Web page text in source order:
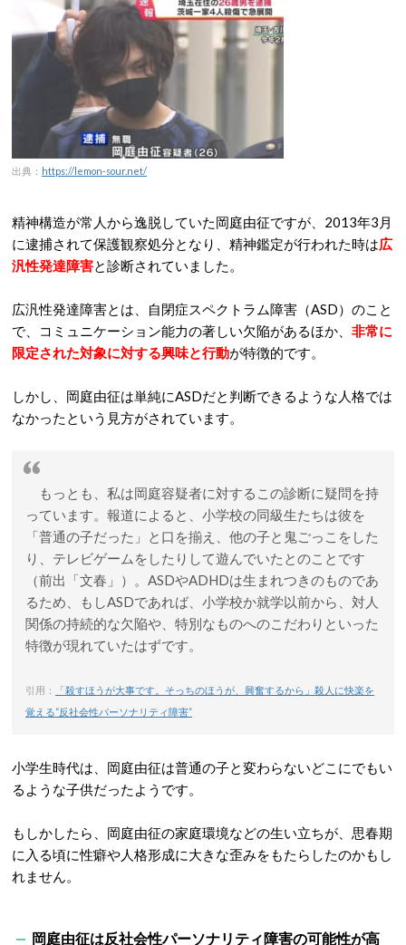
出典： https://lemon-sour.net/
精神構造が常人から逸脱していた岡庭由征ですが、2013年3月
に逮捕されて保護観察処分となり、精神鑑定が行われた時は広
汎性発達障害と診断されていました。
広汎性発達障害とは、自閉症スペクトラム障害（ASD）のこと
で、コミュニケーション能力の著しい欠陥があるほか、 非常に
限定された対象に対する興味と行動が特徴的です。
しかし、岡庭由征は単純にASDだと判断できるような人格では
なかったという見方がされています。
もっとも、私は岡庭容疑者に対するこの診断に疑問を持
っています。報道によると、小学校の同級生たちは彼を
「普通の子だった」と口を揃え、他の子と鬼ごっこをした
り、テレビゲームをしたりして遊んでいたとのことです
（前出「文春」）。ASDやADHDは生まれつきのものであ
るため、もしASDであれば、小学校か就学以前から、対人
関係の持続的な欠陥や、特別なものへのこだわりといった
特徴が現れていたはずです。
引用：
「殺すほうが大事です。そっちのほうが、興奮するから」殺人に快楽を
覚える“反社会性パーソナリティ障害”
小学生時代は、岡庭由征は普通の子と変わらないどこにでもい
るような子供だったようです。
もしかしたら、岡庭由征の家庭環境などの生い立ちが、思春期
に入る頃に性癖や人格形成に大きな歪みをもたらしたのかもし
れません。
岡庭由征は反社会性パーソナリティ障害の可能性が高